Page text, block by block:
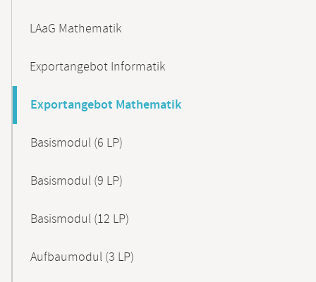
LAaG Mathematik
Exportangebot Informatik
Exportangebot Mathematik
Basismodul (6 LP)
Basismodul (9 LP)
Basismodul (12 LP)
Aufbaumodul (3 LP)